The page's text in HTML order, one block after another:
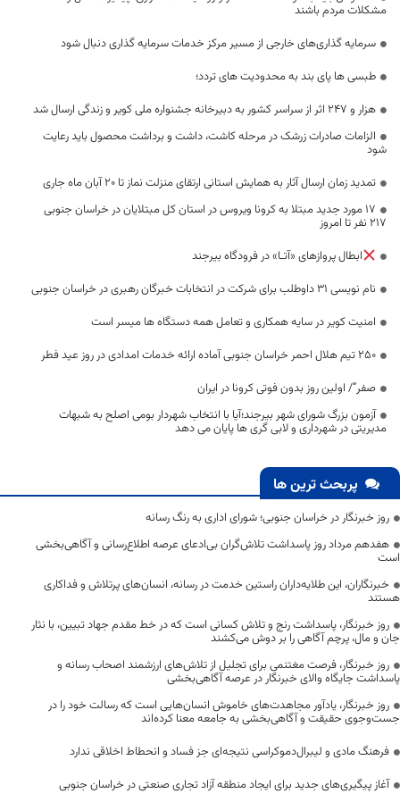
مشکلات مردم باشند
سرمایه گذاری‌های خارجی از مسیر مرکز خدمات سرمایه گذاری دنبال شود
طبسی ها پای بند به محدودیت های تردد؛
هزار و ۲۴۷ اثر از سراسر کشور به دبیرخانه جشنواره ملی کویر و زندگی ارسال شد
الزامات صادرات زرشک در مرحله کاشت، داشت و برداشت محصول باید رعایت
شود
تمدید زمان ارسال آثار به همایش استانی ارتقای منزلت نماز تا ۲۰ آبان ماه جاری
17 مورد جدید مبتلا به کرونا ویروس در استان کل مبتلایان در خراسان جنوبی
217 نفر تا امروز
ابطال پروازهای «آتـا» در فرودگاه بیرجند
نام نویسی ۳۱ داوطلب برای شرکت در انتخابات خبرگان رهبری در خراسان جنوبی
امنیت کویر در سایه همکاری و تعامل همه دستگاه ها میسر است
۲۵۰ تیم هلال احمر خراسان جنوبی آماده ارائه خدمات امدادی در روز عید فطر
صفر”/ اولین روز بدون فوتی کرونا در ایران
آزمون بزرگ شورای شهر بیرجند؛آیا با انتخاب شهردار بومی اصلح به شبهات
مدیریتی در شهرداری و لابی گری ها پایان می دهد
پربحث ترین ها
روز خبرنگار در خراسان جنوبی؛ شورای اداری به رنگ رسانه
هفدهم مرداد روز پاسداشت تلاش‌گران بی‌ادعای عرصه اطلاع‌رسانی و آگاهی‌بخشی
است
خبرنگاران، این طلایه‌داران راستین خدمت در رسانه، انسان‌های پرتلاش و فداکاری
هستند
روز خبرنگار، پاسداشت رنج و تلاش کسانی است که در خط مقدم جهاد تبیین، با نثار
جان و مال، پرچم آگاهی را بر دوش می‌کشند
روز خبرنگار، فرصت مغتنمی برای تجلیل از تلاش‌های ارزشمند اصحاب رسانه و
پاسداشت جایگاه والای خبرنگار در عرصه آگاهی‌بخشی
روز خبرنگار، یادآور مجاهدت‌های خاموش انسان‌هایی است که رسالت خود را در
جست‌وجوی حقیقت و آگاهی‌بخشی به جامعه معنا کرده‌اند
فرهنگ مادی و لیبرال‌دموکراسی نتیجه‌ای جز فساد و انحطاط اخلاقی ندارد
آغاز پیگیری‌های جدید برای ایجاد منطقه آزاد تجاری صنعتی در خراسان جنوبی